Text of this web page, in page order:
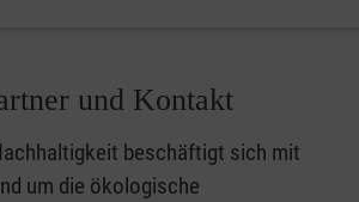
und Kontakt
beschäftigt sich mit
um die ökologische